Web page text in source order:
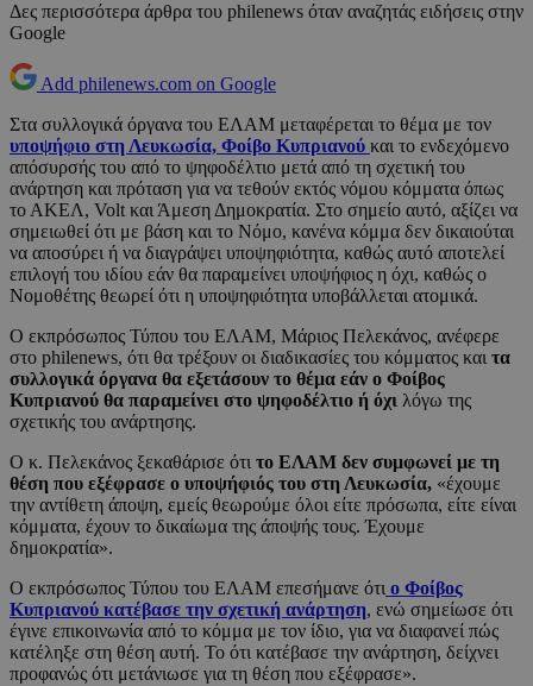
Δες περισσότερα άρθρα του philenews όταν αναζητάς ειδήσεις στην
Google
Add philenews.com on Google
Στα συλλογικά όργανα του ΕΛΑΜ μεταφέρεται το θέμα με τον
υποψήφιο στη Λευκωσία, Φοίβο Κυπριανού και το ενδεχόμενο
απόσυρσής του από το ψηφοδέλτιο μετά από τη σχετική του
ανάρτηση και πρόταση για να τεθούν εκτός νόμου κόμματα όπως
το ΑΚΕΛ, Volt και Άμεση Δημοκρατία. Στο σημείο αυτό, αξίζει να
σημειωθεί ότι με βάση και το Νόμο, κανένα κόμμα δεν δικαιούται
να αποσύρει ή να διαγράψει υποψηφιότητα, καθώς αυτό αποτελεί
επιλογή του ιδίου εάν θα παραμείνει υποψήφιος η όχι, καθώς ο
Νομοθέτης θεωρεί ότι η υποψηφιότητα υποβάλλεται ατομικά.
Ο εκπρόσωπος Τύπου του ΕΛΑΜ, Μάριος Πελεκάνος, ανέφερε
στο philenews, ότι θα τρέξουν οι διαδικασίες του κόμματος και τα
συλλογικά όργανα θα εξετάσουν το θέμα εάν ο Φοίβος
Κυπριανού θα παραμείνει στο ψηφοδέλτιο ή όχι λόγω της
σχετικής του ανάρτησης.
Ο κ. Πελεκάνος ξεκαθάρισε ότι το ΕΛΑΜ δεν συμφωνεί με τη
θέση που εξέφρασε ο υποψήφιός του στη Λευκωσία, «έχουμε
την αντίθετη άποψη, εμείς θεωρούμε όλοι είτε πρόσωπα, είτε είναι
κόμματα, έχουν το δικαίωμα της άποψής τους. Έχουμε
δημοκρατία».
Ο εκπρόσωπος Τύπου του ΕΛΑΜ επεσήμανε ότι ο Φοίβος
Κυπριανού κατέβασε την σχετική ανάρτηση, ενώ σημείωσε ότι
έγινε επικοινωνία από το κόμμα με τον ίδιο, για να διαφανεί πώς
κατέληξε στη θέση αυτή. Το ότι κατέβασε την ανάρτηση, δείχνει
προφανώς ότι μετάνιωσε για τη θέση που εξέφρασε».